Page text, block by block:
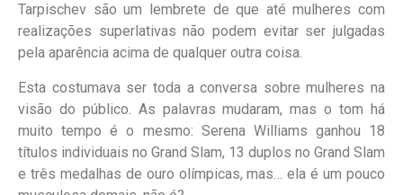
Tarpischev são um lembrete de que até mulheres com
realizações superlativas não podem evitar ser julgadas
pela aparência acima de qualquer outra coisa.
Esta costumava ser toda a conversa sobre mulheres na
visão do público. As palavras mudaram, mas o tom há
muito tempo é o mesmo: Serena Williams ganhou 18
títulos individuais no Grand Slam, 13 duplos no Grand Slam
e três medalhas de ouro olímpicas, mas… ela é um pouco